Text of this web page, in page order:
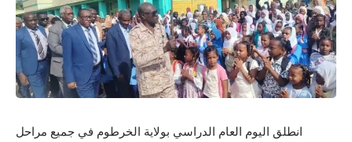
انطلق اليوم العام الدراسي بولاية الخرطوم في جميع مراحل